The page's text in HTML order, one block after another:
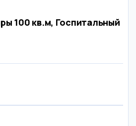
100 кв.м, Госпитальный